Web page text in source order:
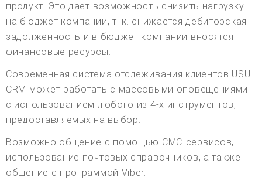
продукт. Это дает возможность снизить нагрузку
на бюджет компании, т. к. снижается дебиторская
задолженность и в бюджет компании вносятся
финансовые ресурсы.
Современная система отслеживания клиентов USU
CRM может работать с массовыми оповещениями
с использованием любого из 4-х инструментов,
предоставляемых на выбор.
Возможно общение с помощью СМС-сервисов,
использование почтовых справочников, а также
общение с программой Viber.